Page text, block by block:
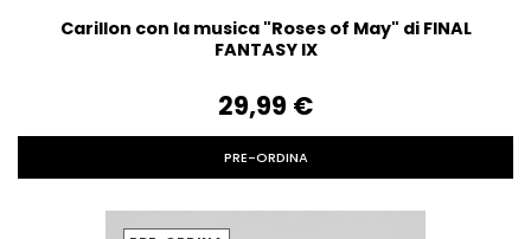
Carillon con la musica "Roses of May" di FINAL
FANTASY IX
29,99‎ ‎€
PRE-ORDINA